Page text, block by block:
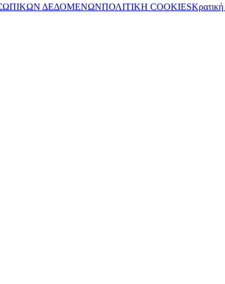
ΔΕΔΟΜΕΝΩΝΠΟΛΙΤΙΚΗ COOKIES